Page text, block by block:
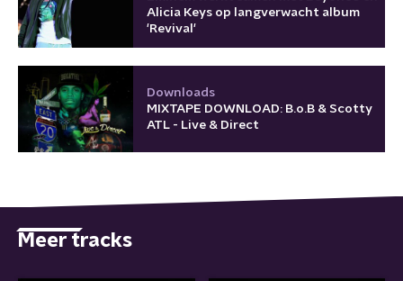
Alicia Keys op langverwacht album
'Revival'
Downloads
MIXTAPE DOWNLOAD: B.o.B & Scotty
ATL - Live & Direct
Meer tracks